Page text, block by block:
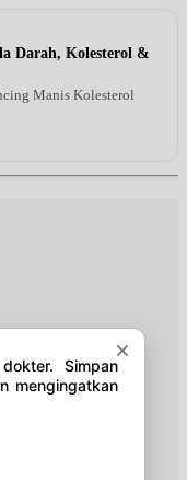
Darah, Kolesterol &
Manis Kolesterol